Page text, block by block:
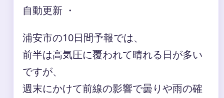
自動更新 ・
浦安市の10日間予報では、
前半は高気圧に覆われて晴れる日が多い
ですが、
週末にかけて前線の影響で曇りや雨の確